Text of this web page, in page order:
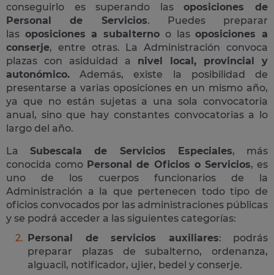
conseguirlo es superando lasoposiciones de
Personal de Servicios. Puedes preparar
las oposiciones a subalterno o lasoposiciones a
conserje, entre otras. La Administración convoca
plazas con asiduidad a nivel local, provincial y
autonómico. Además, existe la posibilidad de
presentarse a varias oposiciones en un mismo año,
ya que no están sujetas a una sola convocatoria
anual, sino que hay constantes convocatorias a lo
largo del año.
LaSubescala de Servicios Especiales, más
conocida como Personal de Oficios o Servicios, es
uno de los cuerpos funcionarios de la
Administración a la que pertenecen todo tipo de
oficios convocados por las administraciones públicas
y se podrá acceder a las siguientes categorías:
Personal de servicios auxiliares: podrás
preparar plazas de subalterno, ordenanza,
alguacil, notificador, ujier, bedel y conserje.